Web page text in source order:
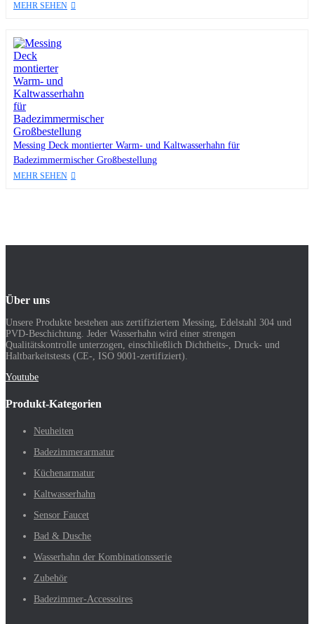
MEHR SEHEN
Messing Deck montierter Warm- und Kaltwasserhahn für
Badezimmermischer Großbestellung
MEHR SEHEN
Über uns
Unsere Produkte bestehen aus zertifiziertem Messing, Edelstahl 304 und
PVD-Beschichtung. Jeder Wasserhahn wird einer strengen
Qualitätskontrolle unterzogen, einschließlich Dichtheits-, Druck- und
Haltbarkeitstests (CE-, ISO 9001-zertifiziert).
Youtube
Produkt-Kategorien
Neuheiten
Badezimmerarmatur
Küchenarmatur
Kaltwasserhahn
Sensor Faucet
Bad & Dusche
Wasserhahn der Kombinationsserie
Zubehör
Badezimmer-Accessoires